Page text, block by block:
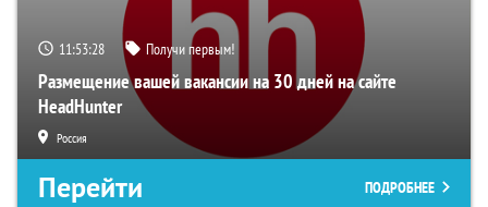
11:53:27 Получи первым!
Размещение вашей вакансии на 30 дней на сайте
HeadHunter
Россия
Перейти ПОДРОБНЕЕ